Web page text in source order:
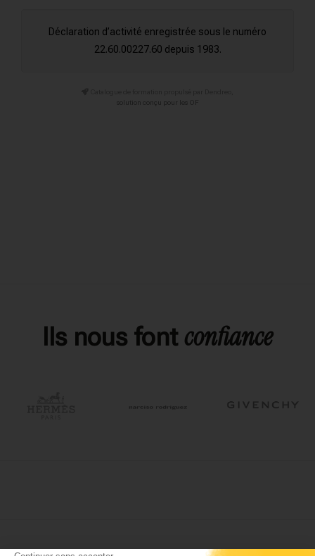
Déclaration d’activité enregistrée sous le numéro
22.60.00227.60 depuis 1983.
solution conçu pour les OF
Ils nous font confiance